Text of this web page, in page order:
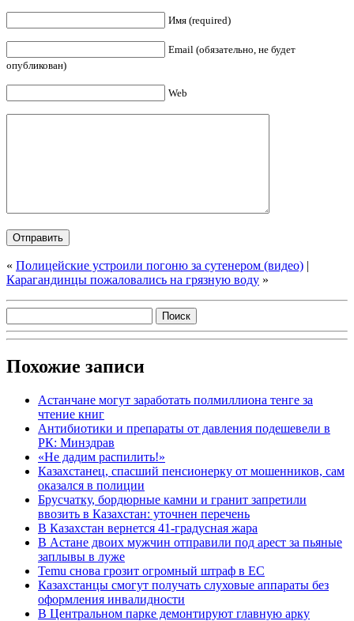
Имя (required)
Email (обязательно, не будет
опубликован)
Web
« Полицейские устроили погоню за сутенером (видео) |
Карагандинцы пожаловались на грязную воду »
Похожие записи
Астанчане могут заработать полмиллиона тенге за
чтение книг
Антибиотики и препараты от давления подешевели в
РК: Минздрав
«Не дадим распилить!»
Казахстанец, спасший пенсионерку от мошенников, сам
оказался в полиции
Брусчатку, бордюрные камни и гранит запретили
ввозить в Казахстан: уточнен перечень
В Казахстан вернется 41-градусная жара
В Астане двоих мужчин отправили под арест за пьяные
заплывы в луже
Temu снова грозит огромный штраф в ЕС
Казахстанцы смогут получать слуховые аппараты без
оформления инвалидности
В Центральном парке демонтируют главную арку